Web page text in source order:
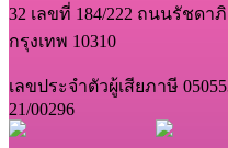
32 เลขที่ 184/222 ถนนรัชดา
กรุงเทพ 10310
เลขประจำตัวผู้เสียภาษี
21/00296